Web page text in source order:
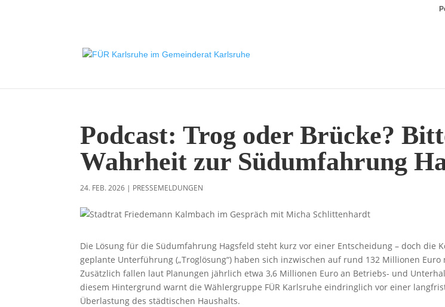
Podcast: Trog oder Brücke?
Wahrheit zur Südumfahrung
24. FEB. 2026 | PRESSEMELDUNGEN
Die Lösung für die Südumfahrung Hagsfeld steht kurz vor einer Entscheidung – doch die
geplante Unterführung („Troglösung“) haben sich inzwischen auf rund 132 Millionen Euro
Zusätzlich fallen laut Planungen jährlich etwa 3,6 Millionen Euro an Betriebs- und
diesem Hintergrund warnt die Wählergruppe FÜR Karlsruhe eindringlich vor einer
Überlastung des städtischen Haushalts.